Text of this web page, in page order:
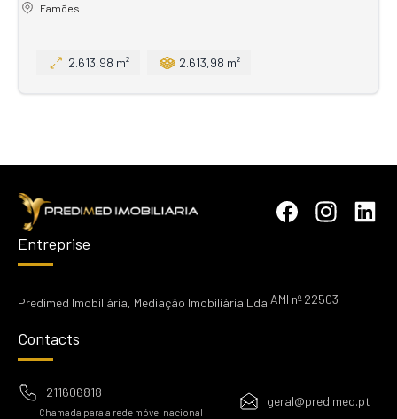
Famões
2.613,98 m² 2.613,98 m²
Entreprise
Predimed Imobiliária, Mediação Imobiliária Lda.AMI nº 22503
Contacts
211606818
Chamada para a rede móvel nacional
geral@predimed.pt